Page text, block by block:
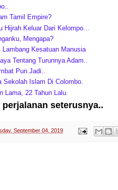
Tamil Empire?
Keluar Dari Kelompo...
Mengapa?
Kesatuan Manusia
Tentang Turunnya Adam..
Pun Jadi..
Sekolah Islam Di Colombo.
Lama, 22 Tahun Lalu.
seterusnya..
September 04, 2019